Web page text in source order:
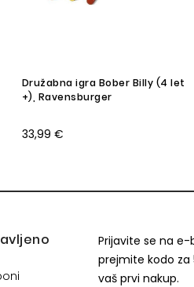
Družabna igra Bober Billy (4 let
+), Ravensburger
33,99 €
Prijavite se na
prejmite kodo za
vaš prvi nakup.